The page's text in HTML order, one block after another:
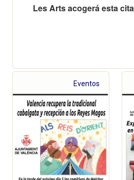
Les Arts acogerá esta
Eventos